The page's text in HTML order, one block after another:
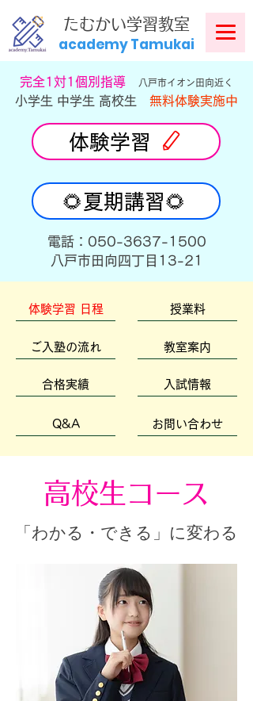
​たむかい学習教室
academy Tamukai
​完全1対1個別指導 八戸市イオン田向近く
小学生 中学生 高校生 無料体験実施中
体験学習
🌻夏期講習🌻
​電話：050-3637-1500
​八戸市田向四丁目13-21
体験学習 日程
ご入塾の流れ
合格実績
Q&A
授業料
教室案内
入試情報
お問い合わせ
高校生コース
「わかる・できる」に変わる